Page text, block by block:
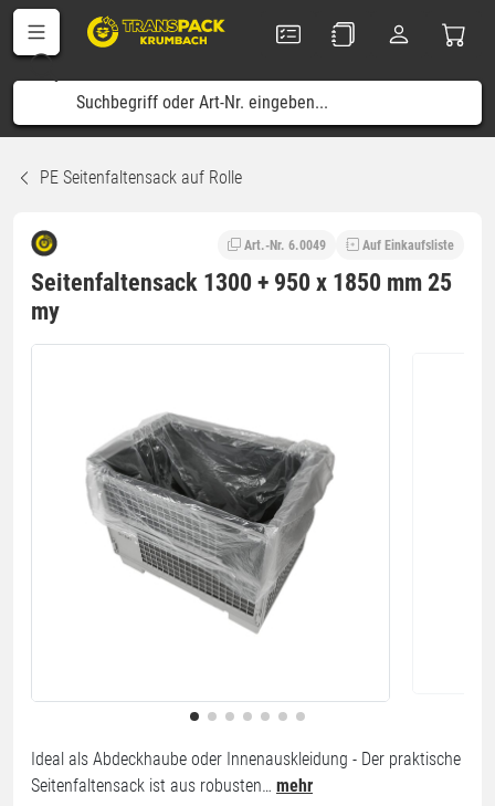
PE Seitenfaltensack auf Rolle
Art.-Nr. 6.0049 Auf Einkaufsliste
Seitenfaltensack 1300 + 950 x 1850 mm 25
my
Ideal als Abdeckhaube oder Innenauskleidung - Der praktische
Seitenfaltensack ist aus robusten… mehr